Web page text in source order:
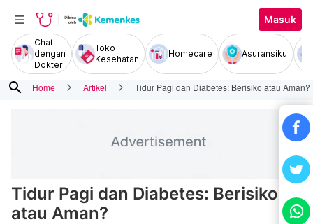
Masuk
Chat
dengan
Dokter
Toko
Kesehatan
Homecare Asuransiku
search Home Artikel Tidur Pagi dan Diabetes: Berisiko atau Aman?
Tidur Pagi dan Diabetes: Berisiko
atau Aman?